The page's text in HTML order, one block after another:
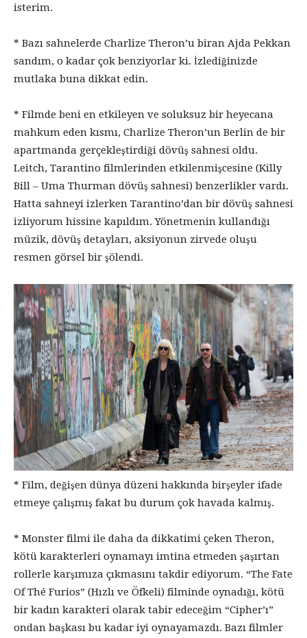
isterim.
* Bazı sahnelerde Charlize Theron’u biran Ajda Pekkan
sandım, o kadar çok benziyorlar ki. İzlediğinizde
mutlaka buna dikkat edin.
* Filmde beni en etkileyen ve soluksuz bir heyecana
mahkum eden kısmı, Charlize Theron’un Berlin de bir
apartmanda gerçekleştirdiği dövüş sahnesi oldu.
Leitch, Tarantino filmlerinden etkilenmişcesine (Killy
Bill – Uma Thurman dövüş sahnesi) benzerlikler vardı.
Hatta sahneyi izlerken Tarantino’dan bir dövüş sahnesi
izliyorum hissine kapıldım. Yönetmenin kullandığı
müzik, dövüş detayları, aksiyonun zirvede oluşu
resmen görsel bir şölendi.
* Film, değişen dünya düzeni hakkında birşeyler ifade
etmeye çalışmış fakat bu durum çok havada kalmış.
* Monster filmi ile daha da dikkatimi çeken Theron,
kötü karakterleri oynamayı imtina etmeden şaşırtan
rollerle karşımıza çıkmasını takdir ediyorum. “The Fate
Of Thé Furios” (Hızlı ve Öfkeli) filminde oynadığı, kötü
bir kadın karakteri olarak tabir edeceğim “Cipher’ı”
ondan başkası bu kadar iyi oynayamazdı. Bazı filmler